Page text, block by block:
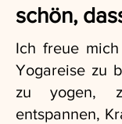
schön,
Ich freue mich
Yogareise zu
zu yogen,
entspannen,